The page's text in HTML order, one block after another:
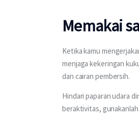
Memakai
Ketika kamu
menjaga kekeringan
dan cairan pembersih.
Hindari paparan udara
beraktivitas,